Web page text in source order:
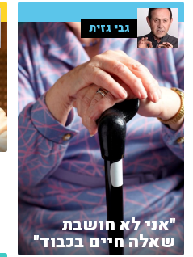
גבי גזית
"אני לא חושבת
שאלה חיים בכבוד"